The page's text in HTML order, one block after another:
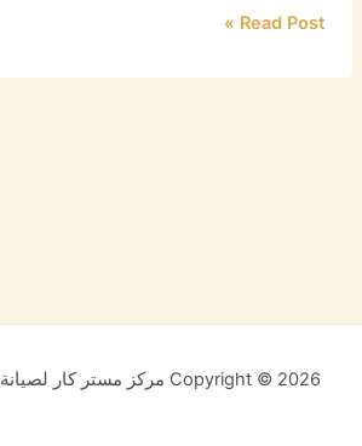
Read Post »
Copyright © 2026 مركز مستر كار لصيانة السيارات في جدة